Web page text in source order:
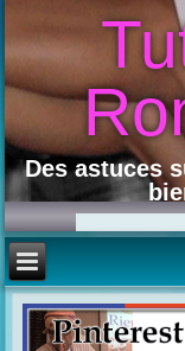
Des astuces